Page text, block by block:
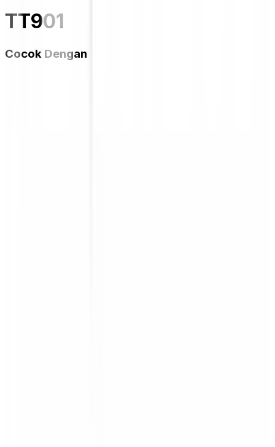
TT901
Cocok Dengan